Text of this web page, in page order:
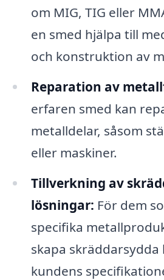
om MIG, TIG eller
en smed hjälpa till
och konstruktion av
Reparation av
erfaren smed kan
metalldelar, såsom
eller maskiner.
Tillverkning av
lösningar: För dem
specifika
skapa
kundens